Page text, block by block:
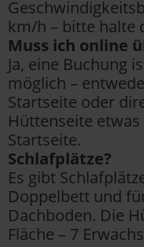
km/h – bitte halte
Muss ich online
Ja, eine Buchung
möglich –
Startseite oder
Hüttenseite
Startseite.
Schlafplätze?
Es gibt
Doppelbett und
Dachboden. Die
Fläche – 7